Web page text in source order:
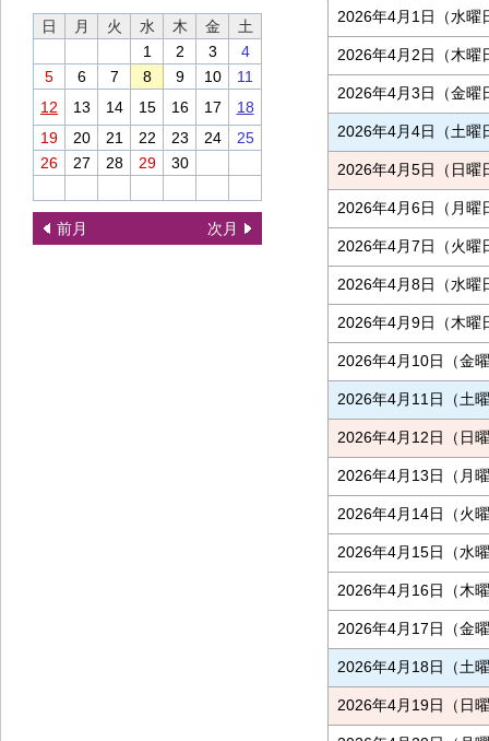
日 月 火 水 木 金
土
1
2 3
4
5
6 7 8 9 10
11
12
13 14 15 16 17
18
19
20 21 22 23 24
25
26
27 28 29 30
前月 次月
2026年4月1日（水曜
2026年4月2日（木曜
2026年4月3日（金曜
2026年4月4日（土曜
2026年4月5日（日曜
2026年4月6日（月曜
2026年4月7日（火曜
2026年4月8日（水曜
2026年4月9日（木曜
2026年4月10日（金
2026年4月11日（土
2026年4月12日（日
2026年4月13日（月
2026年4月14日（火
2026年4月15日（水
2026年4月16日（木
2026年4月17日（金
2026年4月18日（土
2026年4月19日（日